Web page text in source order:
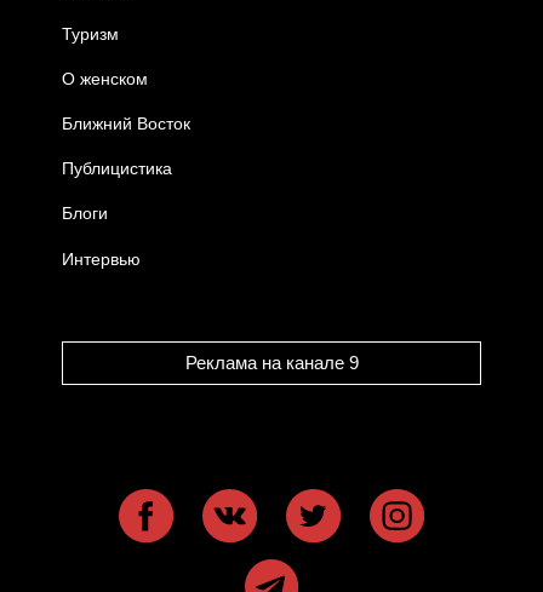
Туризм
О женском
Ближний Восток
Публицистика
Блоги
Интервью
Реклама на канале 9